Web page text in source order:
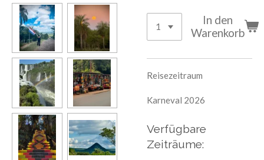
In den
Warenkorb
Reisezeitraum
Karneval 2026
Verfügbare
Zeiträume: